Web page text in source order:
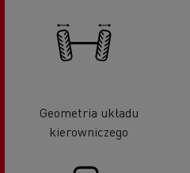
Geometria układu
kierowniczego